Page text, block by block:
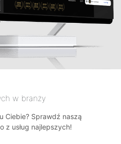
w branży
Ciebie? Sprawdź naszą
z usług najlepszych!